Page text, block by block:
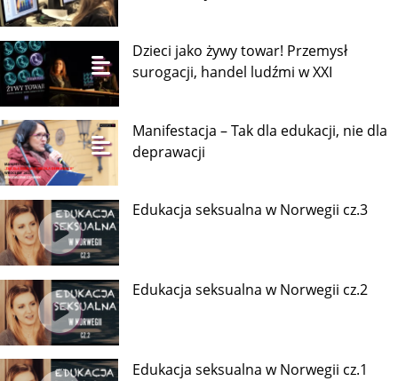
Dzieci jako żywy towar! Przemysł
surogacji, handel ludźmi w XXI
Manifestacja – Tak dla edukacji, nie dla
deprawacji
Edukacja seksualna w Norwegii cz.3
Edukacja seksualna w Norwegii cz.2
Edukacja seksualna w Norwegii cz.1